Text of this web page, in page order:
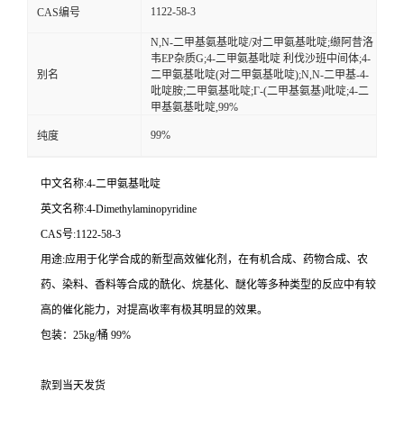
CAS编号 1122-58-3
别名
N,N-二甲基氨基吡啶/对二甲氨基吡啶;缬阿昔洛
韦EP杂质G;4-二甲氨基吡啶 利伐沙班中间体;4-
二甲氨基吡啶(对二甲氨基吡啶);N,N-二甲基-4-
吡啶胺;二甲氨基吡啶;Γ-(二甲基氨基)吡啶;4-二
甲基氨基吡啶,99%
纯度 99%
中文名称:4-二甲氨基吡啶
英文名称:4-Dimethylaminopyridine
CAS号:1122-58-3
用途:应用于化学合成的新型高效催化剂，在有机合成、药物合成、农
药、染料、香料等合成的酰化、烷基化、醚化等多种类型的反应中有较
高的催化能力，对提高收率有极其明显的效果。
包装：25kg/桶 99%
款到当天发货